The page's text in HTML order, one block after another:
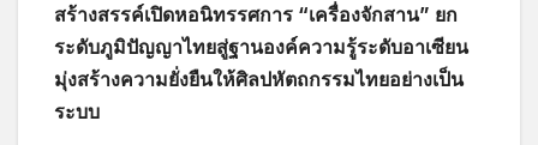
สร้างสรรค์เปิดหอนิทรรศการ “เครื่องจักสาน” ยก
ระดับภูมิปัญญาไทยสู่ฐานองค์ความรู้ระดับอาเซียน
มุ่งสร้างความยั่งยืนให้ศิลปหัตถกรรมไทยอย่างเป็น
ระบบ